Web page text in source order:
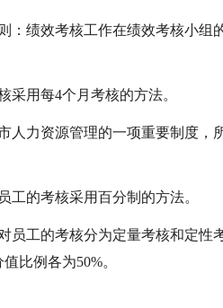
：绩效考核工作在绩效考核小组
采用每4个月考核的方法。
人力资源管理的一项重要制度
工的考核采用百分制的方法。
员工的考核分为定量考核和定性
比例各为50%。